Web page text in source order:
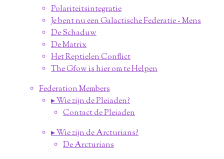
Polariteitsintegratie
Je bent nu een Galactische Federatie - Mens
De Schaduw
De Matrix
Het Reptielen Conflict
The Gfow is hier om te Helpen
Federation Members
▸ Wie zijn de Pleiaden?
Contact de Pleiaden
▸ Wie zijn de Arcturians?
De Arcturians